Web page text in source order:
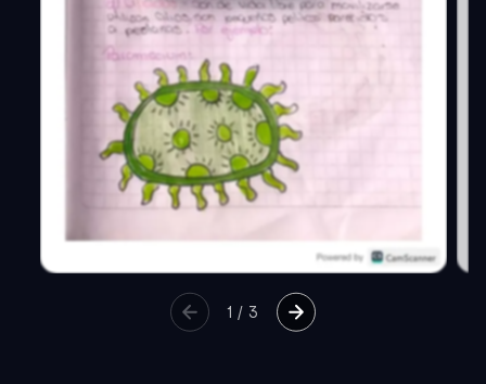
1 / 3